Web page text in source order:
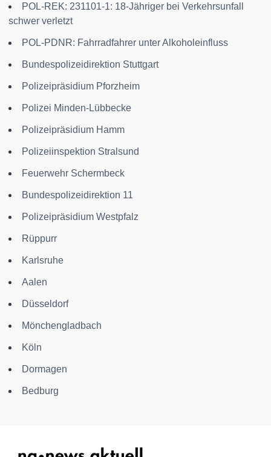
POL-REK: 231101-1: 18-Jähriger bei Verkehrsunfall
schwer verletzt
POL-PDNR: Fahrradfahrer unter Alkoholeinfluss
Bundespolizeidirektion Stuttgart
Polizeipräsidium Pforzheim
Polizei Minden-Lübbecke
Polizeipräsidium Hamm
Polizeiinspektion Stralsund
Feuerwehr Schermbeck
Bundespolizeidirektion 11
Polizeipräsidium Westpfalz
Rüppurr
Karlsruhe
Aalen
Düsseldorf
Mönchengladbach
Köln
Dormagen
Bedburg